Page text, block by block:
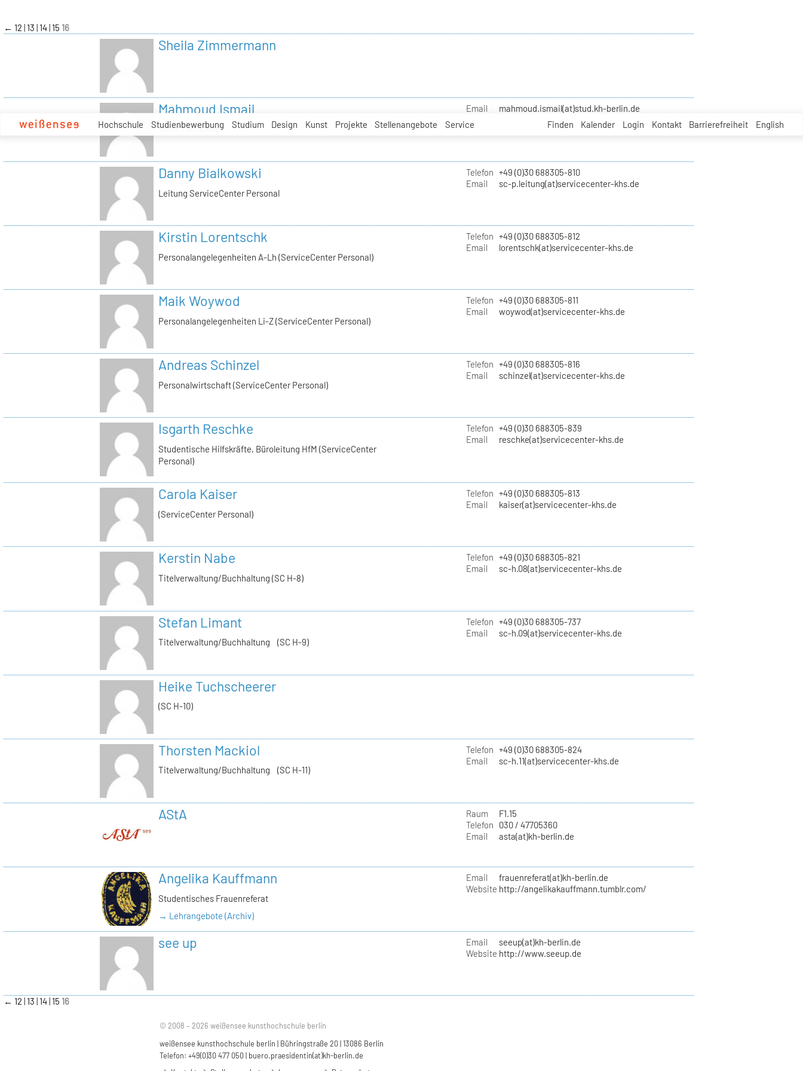
Hochschule Studienbewerbung Studium Design Kunst Projekte Stellenangebote Service Finden Kalender Login Kontakt Barrierefreiheit English
← 12 13 14 15 16
Sheila Zimmermann
Mahmoud Ismail
Tutor Tonstudio
Email mahmoud.ismail(at)stud.kh-berlin.de
Danny Bialkowski
Leitung ServiceCenter Personal
Telefon +49 (0)30 688305-810
Email
sc-p.leitung(at)servicecenter-khs.de
Kirstin Lorentschk
Personalangelegenheiten A-Lh (ServiceCenter Personal)
Telefon +49 (0)30 688305-812
Email
lorentschk(at)servicecenter-khs.de
Maik Woywod
Personalangelegenheiten Li-Z (ServiceCenter Personal)
Telefon +49 (0)30 688305-811
Email
woywod(at)servicecenter-khs.de
Andreas Schinzel
Personalwirtschaft (ServiceCenter Personal)
Telefon +49 (0)30 688305-816
Email
schinzel(at)servicecenter-khs.de
Isgarth Reschke
Studentische Hilfskräfte, Büroleitung HfM (ServiceCenter
Personal)
Telefon +49 (0)30 688305-839
Email
reschke(at)servicecenter-khs.de
Carola Kaiser
(ServiceCenter Personal)
Telefon +49 (0)30 688305-813
Email
kaiser(at)servicecenter-khs.de
Kerstin Nabe
Titelverwaltung/Buchhaltung (SC H-8)
Telefon +49 (0)30 688305-821
Email
sc-h.08(at)servicecenter-khs.de
Stefan Limant
Titelverwaltung/Buchhaltung (SC H-9)
Telefon +49 (0)30 688305-737
Email
sc-h.09(at)servicecenter-khs.de
Heike Tuchscheerer
(SC H-10)
Thorsten Mackiol
Titelverwaltung/Buchhaltung (SC H-11)
Telefon +49 (0)30 688305-824
Email
sc-h.11(at)servicecenter-khs.de
AStA Raum
F1.15
Telefon
030 / 47705360
Email
asta(at)kh-berlin.de
Angelika Kauffmann
Studentisches Frauenreferat
→ Lehrangebote (Archiv)
Email
frauenreferat(at)kh-berlin.de
Website http://angelikakauffmann.tumblr.com/
see up Email
seeup(at)kh-berlin.de
Website http://www.seeup.de
← 12 13 14 15 16
© 2008 – 2026 weißensee kunsthochschule berlin
weißensee kunsthochschule berlin | Bühringstraße 20 | 13086 Berlin
Telefon: +49(0)30 477 050 | buero.praesidentin(at)kh-berlin.de